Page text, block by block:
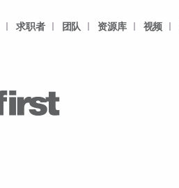
求职者 团队 资源库 视频